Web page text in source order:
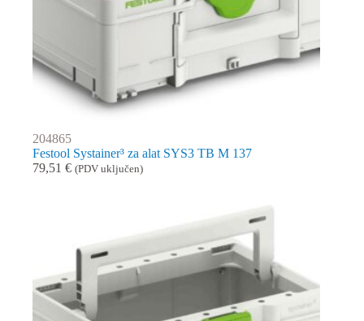
204865
Festool Systainer³ za alat SYS3 TB M 137
79,51 € (PDV uključen)